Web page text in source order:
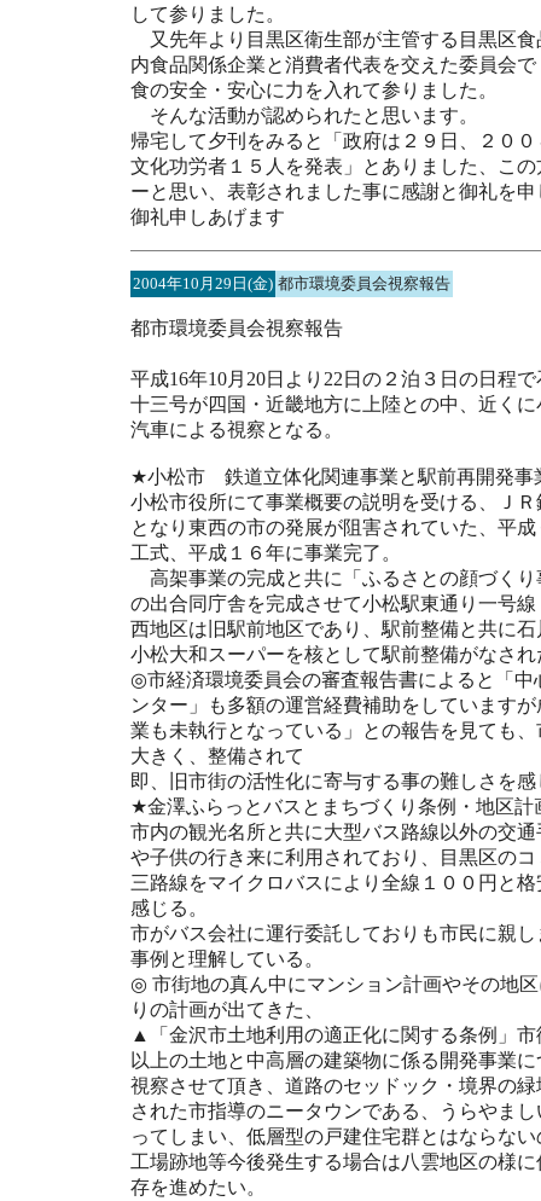
して参りました。
又先年より目黒区衛生部が主管する目黒区
内食品関係企業と消費者代表を交えた委員会で
食の安全・安心に力を入れて参りました。
そんな活動が認められたと思います。
帰宅して夕刊をみると「政府は２９日、２０
文化功労者１５人を発表」とありました、こ
ーと思い、表彰されました事に感謝と御礼を
御礼申しあげます
2004年10月29日(金) 都市環境委員会視察報告
都市環境委員会視察報告
平成16年10月20日より22日の２泊３日の日程
十三号が四国・近畿地方に上陸との中、近く
汽車による視察となる。
★小松市 鉄道立体化関連事業と駅前再開発事
小松市役所にて事業概要の説明を受ける、Ｊ
となり東西の市の発展が阻害されていた、平
工式、平成１６年に事業完了。
高架事業の完成と共に「ふるさとの顔づく
の出合同庁舎を完成させて小松駅東通り一号
西地区は旧駅前地区であり、駅前整備と共に
小松大和スーパーを核として駅前整備がなされ
◎市経済環境委員会の審査報告書によると「
ンター」も多額の運営経費補助をしています
業も未執行となっている」との報告を見ても
大きく、整備されて
即、旧市街の活性化に寄与する事の難しさを感
★金澤ふらっとバスとまちづくり条例・地区計
市内の観光名所と共に大型バス路線以外の交
や子供の行き来に利用されており、目黒区の
三路線をマイクロバスにより全線１００円と
感じる。
市がバス会社に運行委託しておりも市民に親
事例と理解している。
◎ 市街地の真ん中にマンション計画やその地
りの計画が出てきた、
▲「金沢市土地利用の適正化に関する条例」
以上の土地と中高層の建築物に係る開発事業
視察させて頂き、道路のセッドック・境界の
された市指導のニータウンである、うらやま
ってしまい、低層型の戸建住宅群とはならな
工場跡地等今後発生する場合は八雲地区の様
存を進めたい。